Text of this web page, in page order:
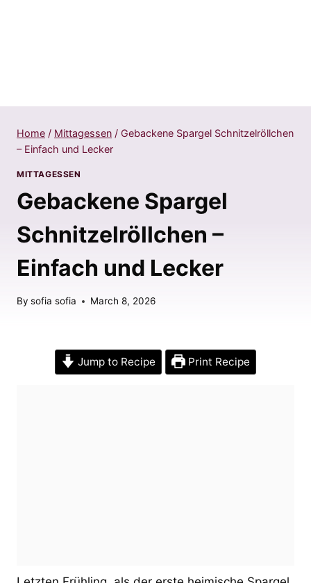
Home / Mittagessen / Gebackene Spargel Schnitzelröllchen
– Einfach und Lecker
MITTAGESSEN
Gebackene Spargel
Schnitzelröllchen –
Einfach und Lecker
By sofia sofia March 8, 2026
Jump to Recipe Print Recipe